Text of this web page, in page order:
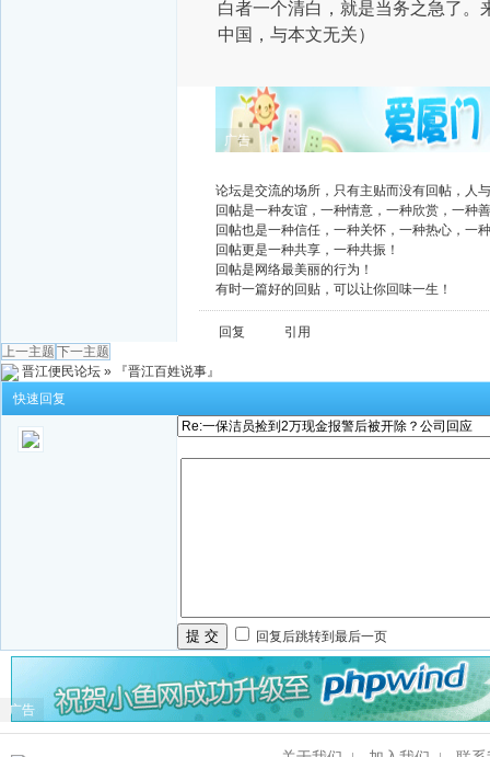
白者一个清白，就是当务之急了。
中国，与本文无关）
广告
论坛是交流的场所，只有主贴而没有回帖，人
回帖是一种友谊，一种情意，一种欣赏，一种
回帖也是一种信任，一种关怀，一种热心，一
回帖更是一种共享，一种共振！
回帖是网络最美丽的行为！
有时一篇好的回贴，可以让你回味一生！
回复
引用
上一主题 下一主题
晋江便民论坛 »
『晋江百姓说事』
快速回复
提 交 回复后跳转到最后一页
广告